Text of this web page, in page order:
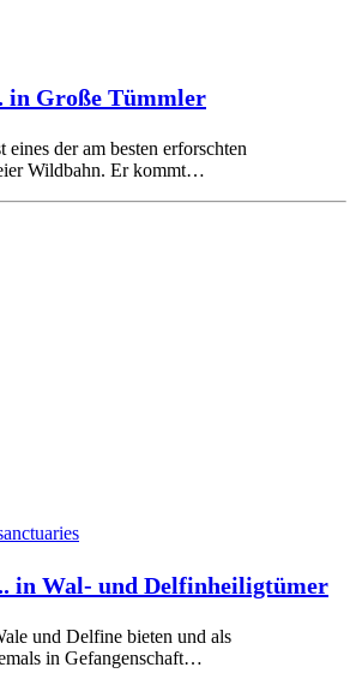
in Große Tümmler
der am besten erforschten
Wildbahn. Er kommt…
in Wal- und Delfinheiligtümer
und Delfine bieten und als
in Gefangenschaft…